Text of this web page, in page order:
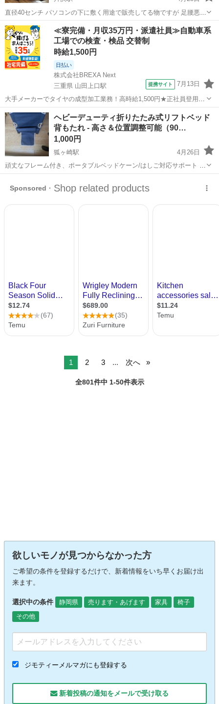
直径40センチ パソコンの下に敷く用途で販売してる物ですが 足腰悪い
方が椅子に置き、回転するのに使用されても便利かと思います
静岡 沼津市 片浜駅 椅子
≪寮完備・月収35万円・派遣社員≫自動車系
工場での検査・検品 交替制
時給1,500円
日払い
株式会社BREXA Next
三重県 山田上口駅
提携サイト 7月13日
大手メーカーでタイヤの成型加工業務！高時給1,500円★正社員登用制
度あり！ワンルーム寮完備！マイカー通勤OK！無料駐車場あり！《三
重県伊勢市》 人気の工場のお仕事 ◇タイヤの製造◇ トラック・バ
ス・RV車用を中心とした...
三重 伊勢市 山田上口駅 その他
ヘビーデューティ折りたたみ式リフトベッド
背もたれ - 高さ＆位置調整可能（90…
1,000円
狐ヶ崎駅
4月26日
頑丈なフレーム付き、ポータブルベッドケーン/はしご対応サポート 術
後用、ベッドサイドから椅子/リフトへの移動、移動補助製品、障害者
支援製品 ベッドで座り上がり、高齢者支援製品、ベッドで座り上がる
ための背中枕、ポータブル背...
1 2 3 ... 次へ
全801件中 1-50件表示
欲しいモノが見つからなかった方
ご希望の条件を登録するだけで、新着情報をいち早くお届け出
来ます。
選択中の条件 静岡県 売ります・あげます 家具
椅子
その他
ジモティーメルマガにも登録する
新着投稿の通知をメールで受け取る